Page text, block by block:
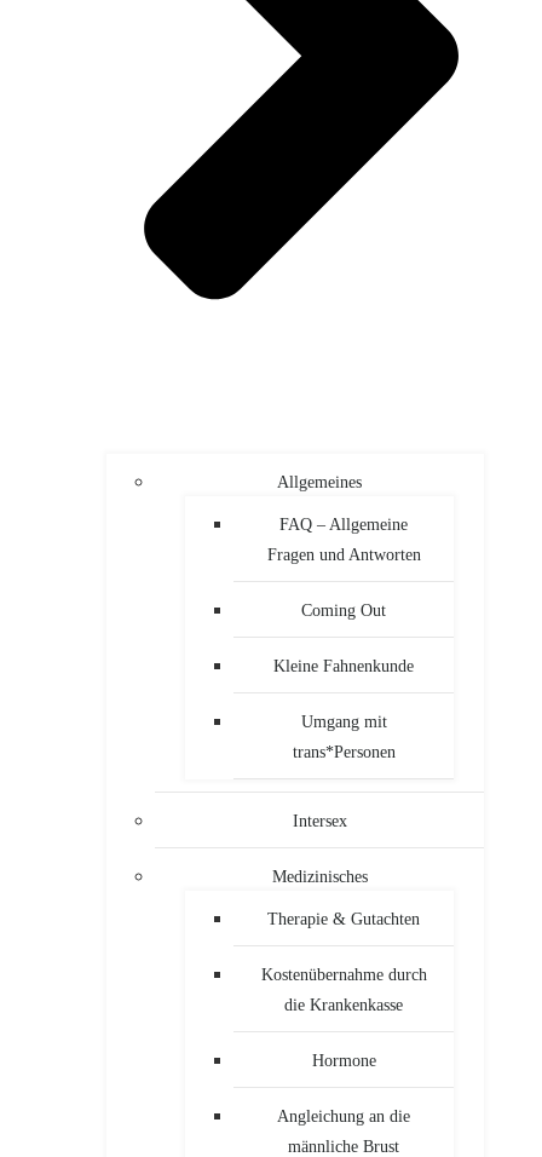
Allgemeines
FAQ – Allgemeine
Fragen und Antworten
Coming Out
Kleine Fahnenkunde
Umgang mit
trans*Personen
Intersex
Medizinisches
Therapie & Gutachten
Kostenübernahme durch
die Krankenkasse
Hormone
Angleichung an die
männliche Brust